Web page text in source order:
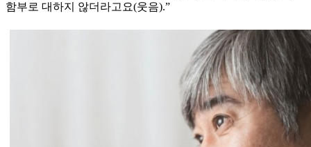
함부로 대하지 않더라고요(웃음).”